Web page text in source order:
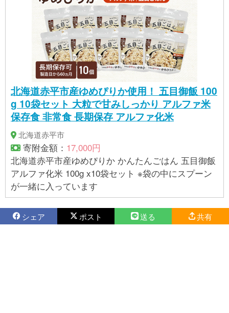
北海道赤平市産ゆめぴりか使用！ 五目御飯 100
g 10袋セット 大粒で甘みしっかり アルファ米
保存食 非常食 長期保存 アルファ化米
北海道赤平市
寄附金額： 17,000円
北海道赤平市産ゆめぴりか かんたんごはん 五目御飯
アルファ化米 100g x10袋セット ※袋の中にスプーン
が一緒に入っています
シェア ポスト 送る 共有